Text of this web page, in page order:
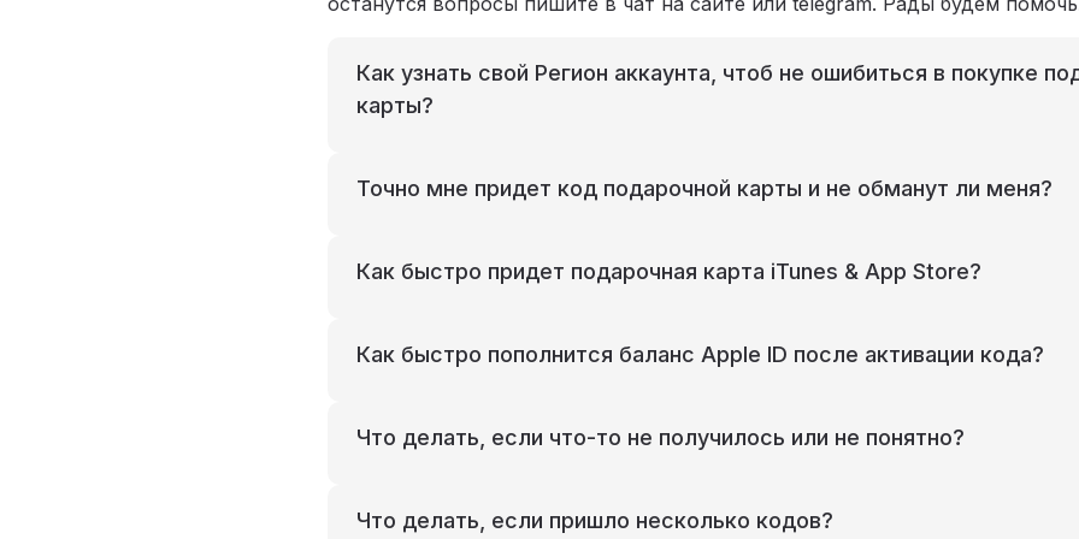
Как узнать свой Регион аккаунта, чтоб не ошибиться в покупке
карты?
Точно мне придет код подарочной карты и не обманут ли меня?
Как быстро придет подарочная карта iTunes & App Store?
Как быстро пополнится баланс Apple ID после активации кода?
Что делать, если что-то не получилось или не понятно?
Что делать, если пришло несколько кодов?